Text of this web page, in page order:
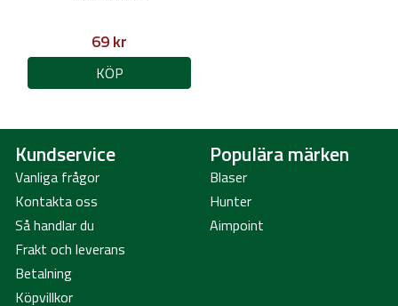
69 kr
KÖP
Kundservice
Vanliga frågor
Kontakta oss
Så handlar du
Frakt och leverans
Betalning
Köpvillkor
Populära märken
Blaser
Hunter
Aimpoint